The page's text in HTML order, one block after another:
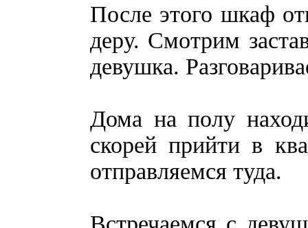
После этого шкаф
деру. Смотрим
девушка.
Дома на полу
скорей прийти в
отправляемся туда.